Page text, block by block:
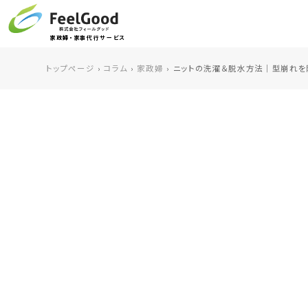
家政婦・家事代行サービス
トップページ › コラム › 家政婦 › ニットの洗濯＆脱水方法｜型崩れを